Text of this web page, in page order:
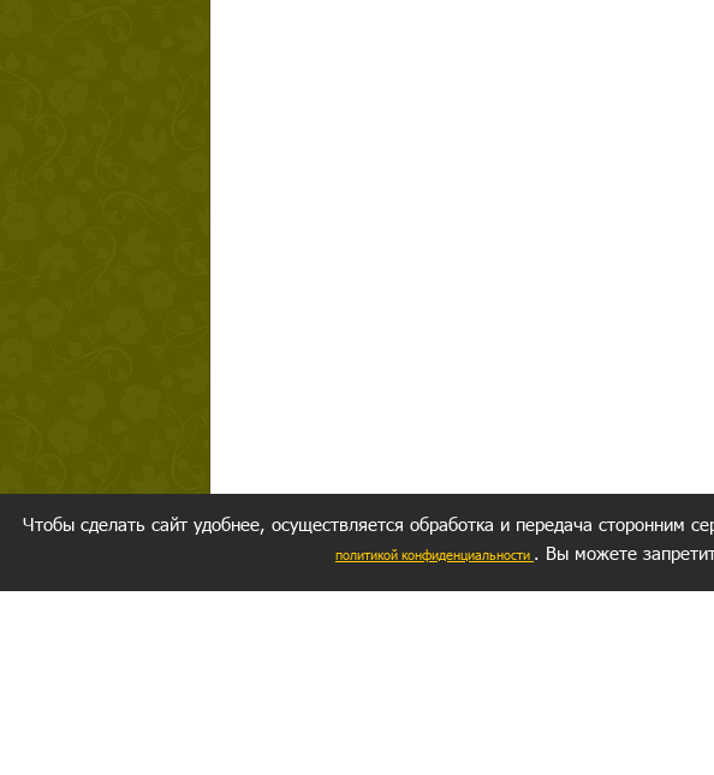
Чтобы сделать сайт удобнее, осуществляется обработка и передача сторонним
политикой конфиденциальности . Вы можете